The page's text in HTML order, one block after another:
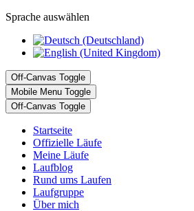
Sprache auswählen
Off-Canvas Toggle
Mobile Menu Toggle
Off-Canvas Toggle
Startseite
Offizielle Läufe
Meine Läufe
Laufblog
Rund ums Laufen
Laufgruppe
Über mich